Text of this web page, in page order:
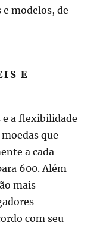
modelos, de
E
e a flexibilidade
que
a cada
600. Além
mais
com seu